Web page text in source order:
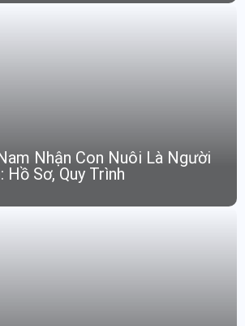
Nhận Con Nuôi Là Người
Sơ, Quy Trình